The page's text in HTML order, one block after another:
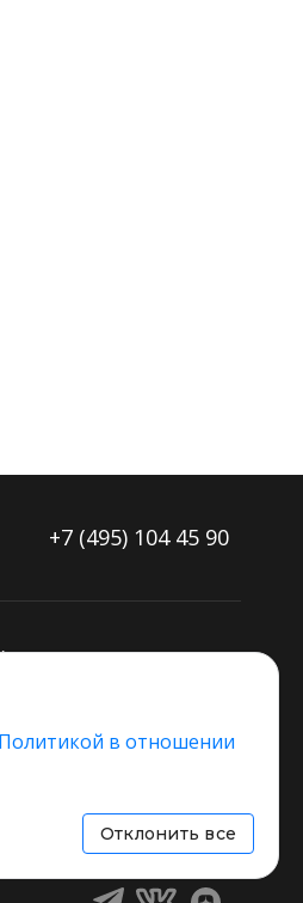
+7 (495) 104 45 90
Основной стек технологий
Политикой в отношении
Отклонить все